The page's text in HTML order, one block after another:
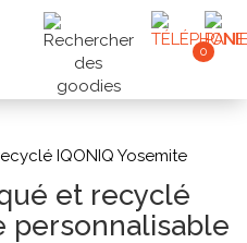
0
IQONIQ Yosemite
et recyclé
personnalisable